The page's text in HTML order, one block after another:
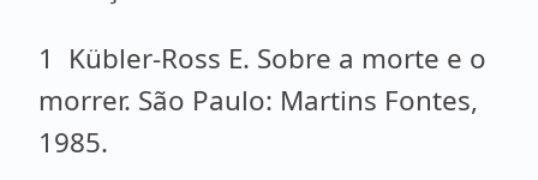
1
Kübler-Ross E. Sobre a morte e o
morrer. São Paulo: Martins Fontes,
1985.